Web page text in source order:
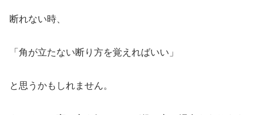
断れない時、
「角が立たない断り方を覚えればいい」
と思うかもしれません。